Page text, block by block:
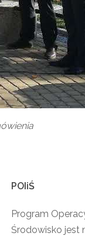
POIiŚ
Program
Środowisko jest